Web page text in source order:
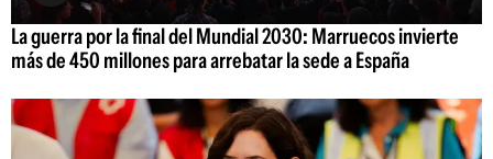
La guerra por la final del Mundial 2030: Marruecos invierte
más de 450 millones para arrebatar la sede a España